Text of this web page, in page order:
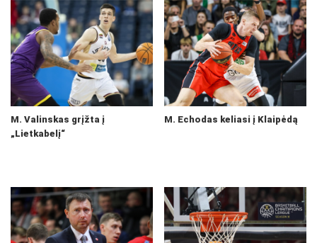
M. Valinskas grįžta į
„Lietkabelį“
M. Echodas keliasi į Klaipėdą